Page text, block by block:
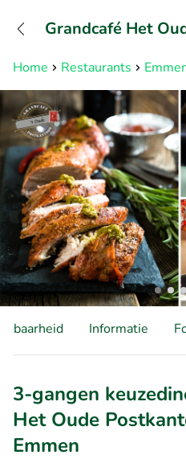
Home Restaurants
Grandcafé Het
Informatie
3-gangen
Het Oude
Emmen